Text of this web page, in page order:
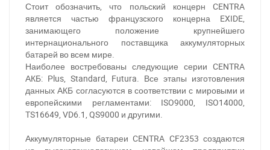
Стоит обозначить, что польский концерн CENTRA
является частью французского концерна EXIDE,
занимающего положение крупнейшего
интернационального поставщика аккумуляторных
батарей во всем мире.
Наиболее востребованы следующие серии CENTRA
АКБ: Plus, Standard, Futura. Все этапы изготовления
данных АКБ согласуются в соответствии с мировыми и
европейскими регламентами: ISO9000, ISO14000,
TS16649, VD6.1, QS9000 и другими.
Аккумуляторные батареи CENTRA CF2353 создаются